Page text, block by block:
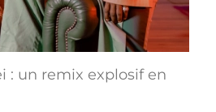
: un remix explosif en